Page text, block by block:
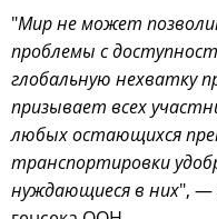
"Мир не может
проблемы с
глобальную нехватку
призывает всех
любых остающихся
транспортировки
нуждающиеся в них", —